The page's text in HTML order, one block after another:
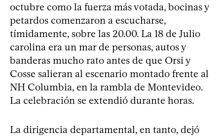
octubre como la fuerza más votada, bocinas y
petardos comenzaron a escucharse,
tímidamente, sobre las 20.00. La 18 de Julio
carolina era un mar de personas, autos y
banderas mucho rato antes de que Orsi y
Cosse salieran al escenario montado frente al
NH Columbia, en la rambla de Montevideo.
La celebración se extendió durante horas.
La dirigencia departamental, en tanto, dejó